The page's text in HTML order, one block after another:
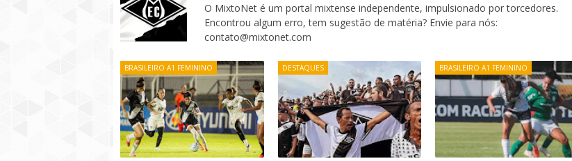
O MixtoNet é um portal mixtense independente, impulsionado por torcedores.
Encontrou algum erro, tem sugestão de matéria? Envie para nós:
contato@mixtonet.com
BRASILEIRO A1 FEMININO DESTAQUES BRASILEIRO A1 FEMININO